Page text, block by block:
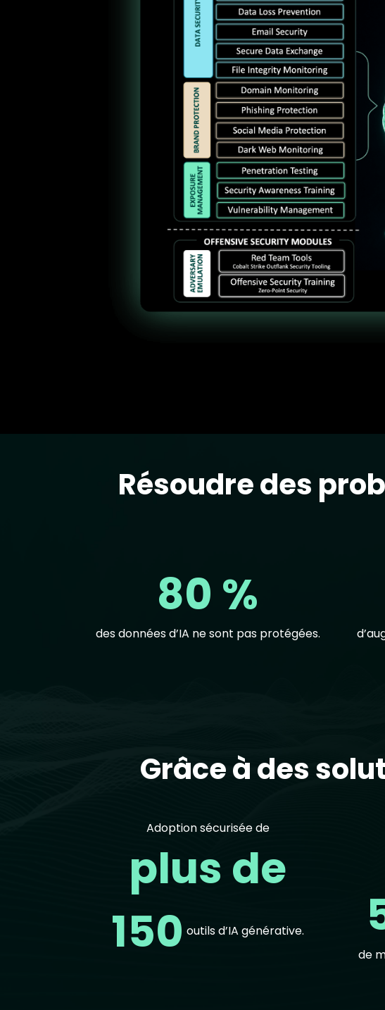
Résoudre des
80 %
des données d’IA ne sont pas protégées.
Grâce à des
Adoption sécurisée de
plus de
150 outils d’IA générative.
de